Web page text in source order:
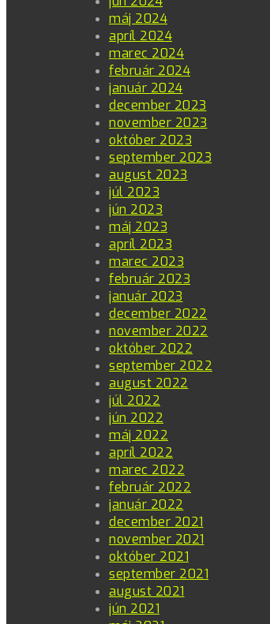
máj 2024
apríl 2024
marec 2024
február 2024
január 2024
december 2023
november 2023
október 2023
september 2023
august 2023
júl 2023
jún 2023
máj 2023
apríl 2023
marec 2023
február 2023
január 2023
december 2022
november 2022
október 2022
september 2022
august 2022
júl 2022
jún 2022
máj 2022
apríl 2022
marec 2022
február 2022
január 2022
december 2021
november 2021
október 2021
september 2021
august 2021
jún 2021